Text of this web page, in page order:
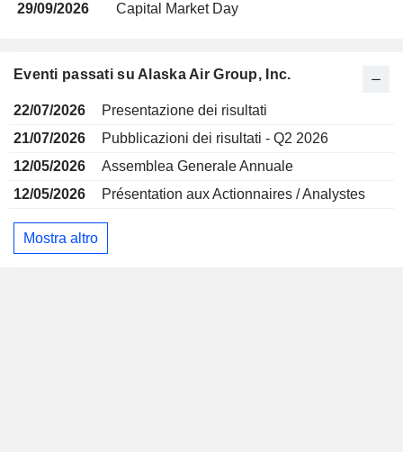
29/09/2026 Capital Market Day
Eventi passati su Alaska Air Group, Inc.
22/07/2026
Presentazione dei risultati
21/07/2026
Pubblicazioni dei risultati - Q2 2026
12/05/2026
Assemblea Generale Annuale
12/05/2026
Présentation aux Actionnaires / Analystes
Mostra altro